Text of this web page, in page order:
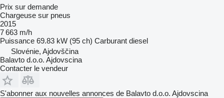
Prix sur demande
Chargeuse sur pneus
2015
7 663 m/h
Puissance 69.83 kW (95 ch) Carburant diesel
Slovénie, Ajdovščina
Balavto d.o.o. Ajdovscina
Contacter le vendeur
S'abonner aux nouvelles annonces de Balavto d.o.o. Ajdovscina